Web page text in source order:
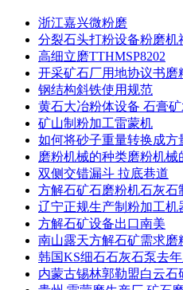
浙江嘉兴微粉磨
分裂石头打粉设备粉磨机
高细立磨TTHMSP8202
开采矿石厂用地协议书磨
钢结构斜铁使用规范
黄石大冶粉体设备 石膏
矿山制粉加工雷蒙机
如何将砂子重量转换成方
磨粉机械的种类磨粉机
双侧交错漏斗 拉底巷道
方解石矿石磨粉机石灰石
辽宁正规生产制粉加工机
方解石矿设备出口南美
南山露天方解石矿需求磨
韩国KS细石石灰石泵去
内蒙古锡林郭勒盟白云石